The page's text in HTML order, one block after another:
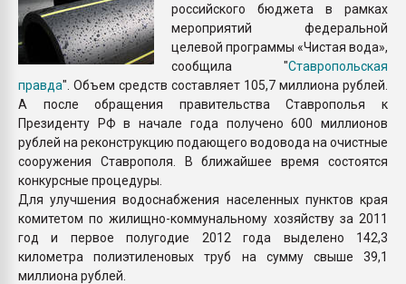
российского бюджета в рамках
мероприятий федеральной
целевой программы «Чистая вода»,
сообщила "Ставропольская
правда". Объем средств составляет 105,7 миллиона рублей.
А после обращения правительства Ставрополья к
Президенту РФ в начале года получено 600 миллионов
рублей на реконструкцию подающего водовода на очистные
сооружения Ставрополя. В ближайшее время состоятся
конкурсные процедуры.
Для улучшения водоснабжения населенных пунктов края
комитетом по жилищно-коммунальному хозяйству за 2011
год и первое полугодие 2012 года выделено 142,3
километра полиэтиленовых труб на сумму свыше 39,1
миллиона рублей.